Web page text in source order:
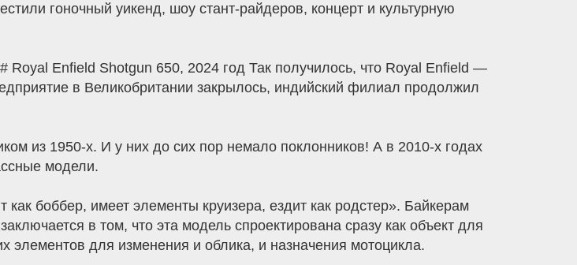
гоночный уикенд, шоу стант-райдеров, концерт и культурную
Enfield Shotgun 650, 2024 год Так получилось, что Royal Enfield —
в Великобритании закрылось, индийский филиал продолжил
из 1950-х. И у них до сих пор немало поклонников! А в 2010-х годах
модели.
боббер, имеет элементы круизера, ездит как родстер». Байкерам
в том, что эта модель спроектирована сразу как объект для
элементов для изменения и облика, и назначения мотоцикла.